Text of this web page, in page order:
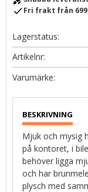
checkFri frakt från
Lagerstatus
Artikelnr
Mjuk och mysig
på kontoret, i
behöver ligga
och har
plysch med